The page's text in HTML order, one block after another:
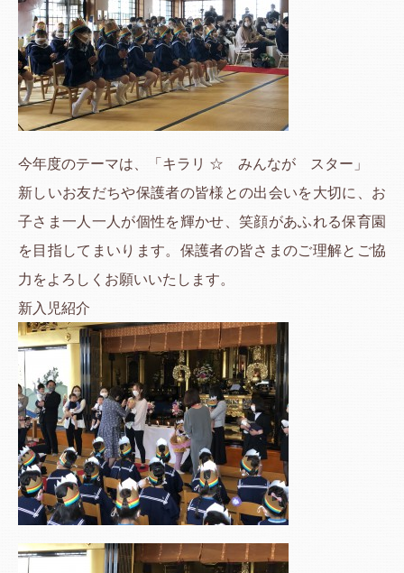
今年度のテーマは、「キラリ ☆ みんなが スター」
新しいお友だちや保護者の皆様との出会いを大切に、お
子さま一人一人が個性を輝かせ、笑顔があふれる保育園
を目指してまいります。保護者の皆さまのご理解とご協
力をよろしくお願いいたします。
新入児紹介